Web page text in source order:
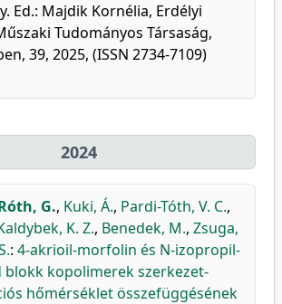
Ed.: Majdik Kornélia, Erdélyi
Tudományos Társaság,
39, 2025, (ISSN 2734-7109)
2024
G., Kuki, Á., Pardi-Tóth, V. C.,
K. Z., Benedek, M., Zsuga,
: 4-akrioil-morfolin és N-izopropil-
blokk kopolimerek szerkezet-
hőmérséklet összefüggésének